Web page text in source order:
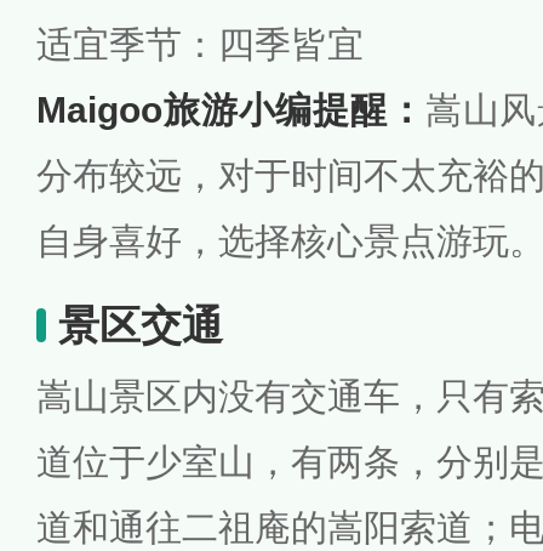
适宜季节：四季皆宜
Maigoo旅游小编提醒： 嵩山
分布较远，对于时间不太充裕
自身喜好，选择核心景点游玩
景区交通
嵩山景区内没有交通车，只有
道位于少室山，有两条，分别
道和通往二祖庵的嵩阳索道；